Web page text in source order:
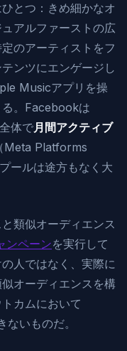
とつ：きめ細かなオ
アルファーストの広
のアーティストをフ
ンツにエンゲージし
Musicアプリを操
る。Facebookは
体で月間アクティブ
Meta Platforms
ールは途方もなく大
類似オーディエンス
ンペーンを実行して
人ではなく、実際に
オーディエンスを構
カムにおいて
いものだ。